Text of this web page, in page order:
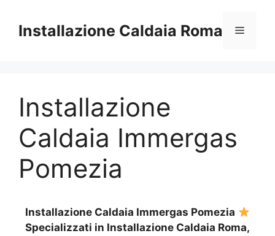
contenuto
Installazione Caldaia Roma Menu
Installazione
Caldaia Immergas
Pomezia
Installazione Caldaia Immergas Pomezia
Specializzati in Installazione Caldaia Roma,